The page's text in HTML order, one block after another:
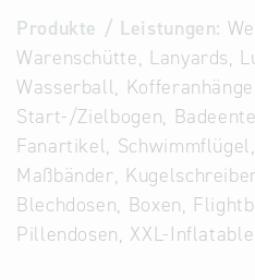
Produkte / Leistungen:
Warenschütte, Lanyards,
Wasserball,
Start-/Zielbogen,
Fanartikel,
Maßbänder,
Blechdosen, Boxen,
Pillendosen, XXL-